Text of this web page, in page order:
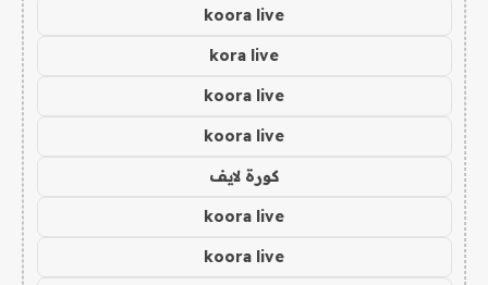
koora live
kora live
koora live
koora live
كورة لايف
koora live
koora live